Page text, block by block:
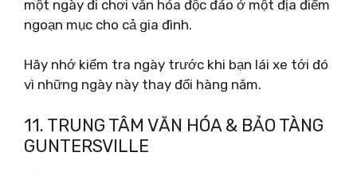
một ngày đi chơi văn hóa độc đáo ở một địa điểm
ngoạn mục cho cả gia đình.
Hãy nhớ kiểm tra ngày trước khi bạn lái xe tới đó
vì những ngày này thay đổi hàng năm.
11. TRUNG TÂM VĂN HÓA & BẢO TÀNG
GUNTERSVILLE